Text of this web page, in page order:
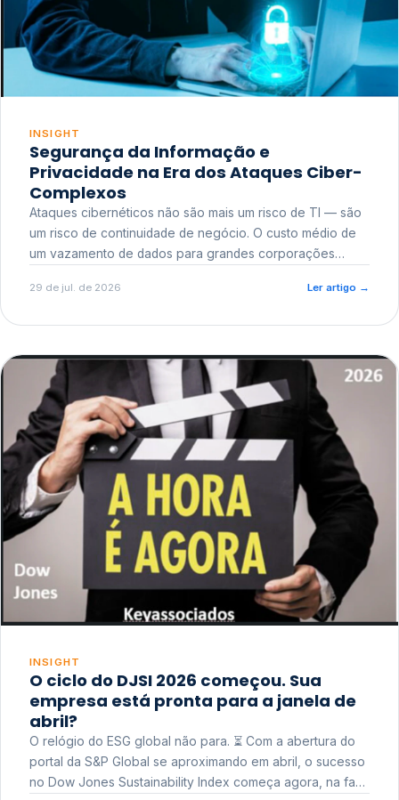
INSIGHT
Segurança da Informação e
Privacidade na Era dos Ataques Ciber-
Complexos
Ataques cibernéticos não são mais um risco de TI — são
um risco de continuidade de negócio. O custo médio de
um vazamento de dados para grandes corporações
reputacional e o risco regulatório junto a órgãos como a
29 de jul. de 2026 Ler artigo →
INSIGHT
O ciclo do DJSI 2026 começou. Sua
empresa está pronta para a janela de
abril?
O relógio do ESG global não para. ⏳ Com a abertura do
portal da S&P Global se aproximando em abril, o sucesso
no Dow Jones Sustainability Index começa agora, na fase